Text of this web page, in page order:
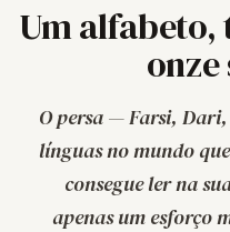
Um alfabeto,
onze
O persa —Farsi, Dari,
línguas no mundo
consegue ler na
apenas um esforço